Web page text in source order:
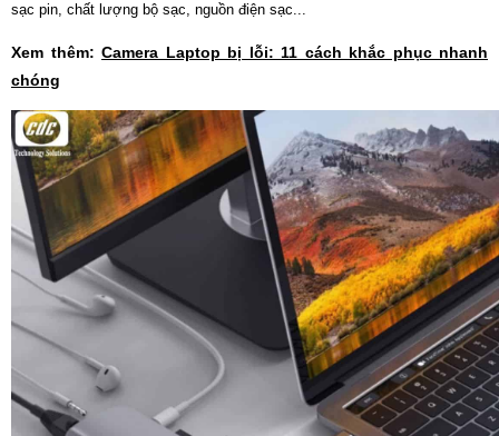
sạc pin, chất lượng bộ sạc, nguồn điện sạc...
Xem thêm: Camera Laptop bị lỗi: 11 cách khắc phục nhanh
chóng